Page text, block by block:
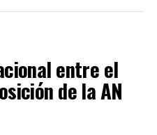
entre el
de la AN